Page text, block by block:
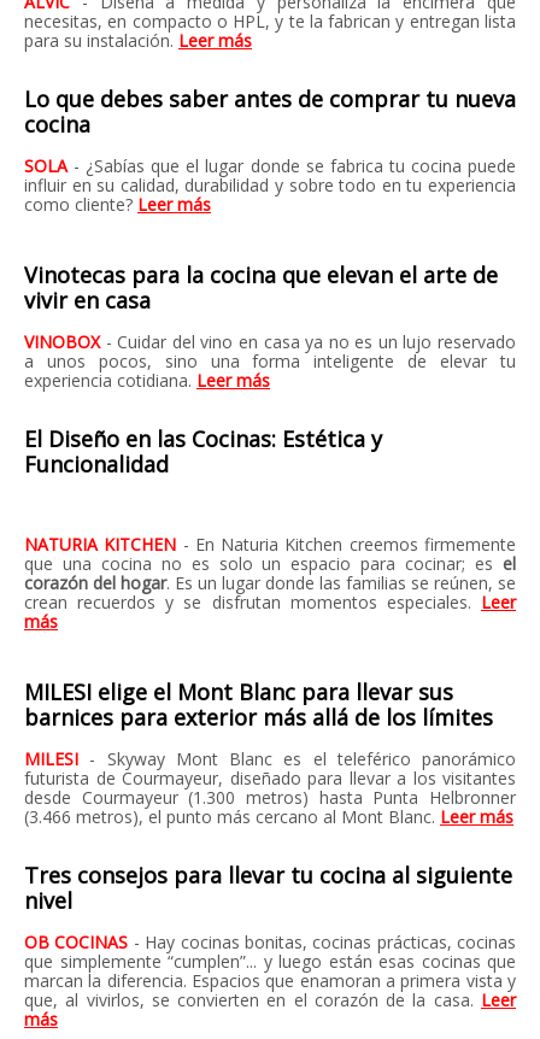
necesitas, en compacto o HPL, y te la fabrican y entregan lista
para su instalación. Leer más
Lo que debes saber antes de comprar tu nueva
cocina
SOLA - ¿Sabías que el lugar donde se fabrica tu cocina puede
influir en su calidad, durabilidad y sobre todo en tu experiencia
como cliente? Leer más
Vinotecas para la cocina que elevan el arte de
vivir en casa
VINOBOX - Cuidar del vino en casa ya no es un lujo reservado
a unos pocos, sino una forma inteligente de elevar tu
experiencia cotidiana. Leer más
El Diseño en las Cocinas: Estética y
Funcionalidad
NATURIA KITCHEN - En Naturia Kitchen creemos firmemente
que una cocina no es solo un espacio para cocinar; es el
corazón del hogar. Es un lugar donde las familias se reúnen, se
crean recuerdos y se disfrutan momentos especiales. Leer
más
MILESI elige el Mont Blanc para llevar sus
barnices para exterior más allá de los límites
MILESI - Skyway Mont Blanc es el teleférico panorámico
futurista de Courmayeur, diseñado para llevar a los visitantes
desde Courmayeur (1.300 metros) hasta Punta Helbronner
(3.466 metros), el punto más cercano al Mont Blanc. Leer más
Tres consejos para llevar tu cocina al siguiente
nivel
OB COCINAS - Hay cocinas bonitas, cocinas prácticas, cocinas
que simplemente “cumplen”... y luego están esas cocinas que
marcan la diferencia. Espacios que enamoran a primera vista y
que, al vivirlos, se convierten en el corazón de la casa. Leer
más